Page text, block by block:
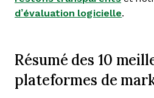
d’évaluation logicielle.
Résumé des 10
plateformes de